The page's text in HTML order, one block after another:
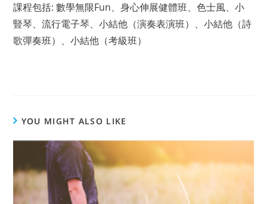
課程包括: 數學無限Fun、身心伸展健體班、色士風、小
豎琴、流行電子琴、小結他（演奏表演班）、小結他（詩
歌彈奏班）、小結他（考級班）
YOU MIGHT ALSO LIKE